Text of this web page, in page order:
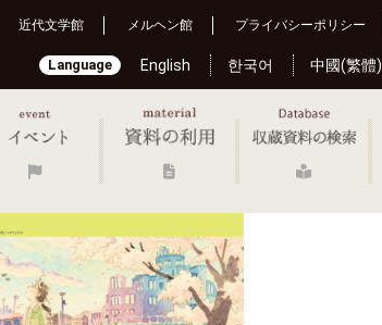
近代文学館 メルヘン館 プライバシーポリシー
Language English 한국어 中國(繁體)